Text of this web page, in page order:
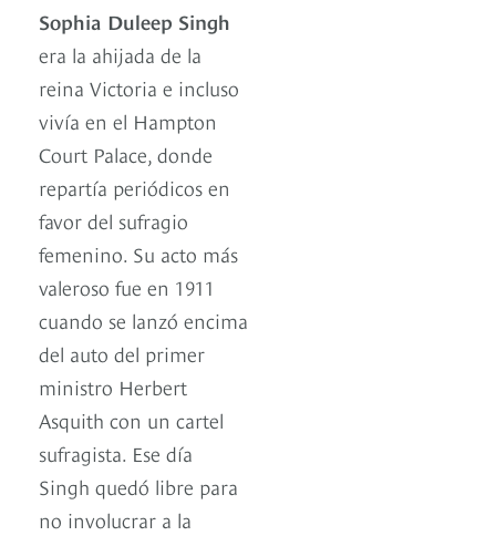
Sophia Duleep Singh
era la ahijada de la
reina Victoria e incluso
vivía en el Hampton
Court Palace, donde
repartía periódicos en
favor del sufragio
femenino. Su acto más
valeroso fue en 1911
cuando se lanzó encima
del auto del primer
ministro Herbert
Asquith con un cartel
sufragista. Ese día
Singh quedó libre para
no involucrar a la